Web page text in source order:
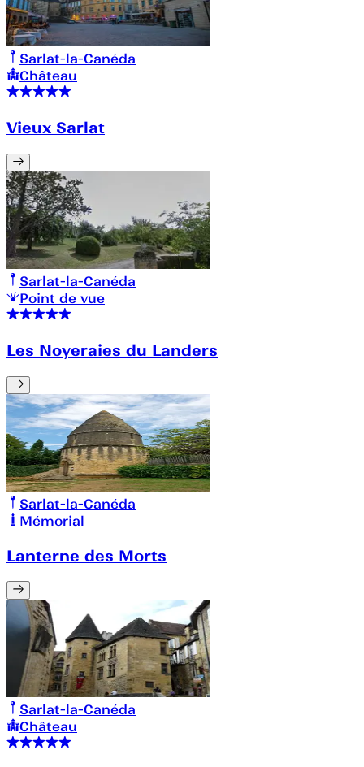
Sarlat-la-Canéda
Château
Vieux Sarlat
Sarlat-la-Canéda
Point de vue
Les Noyeraies du Landers
Sarlat-la-Canéda
Mémorial
Lanterne des Morts
Sarlat-la-Canéda
Château